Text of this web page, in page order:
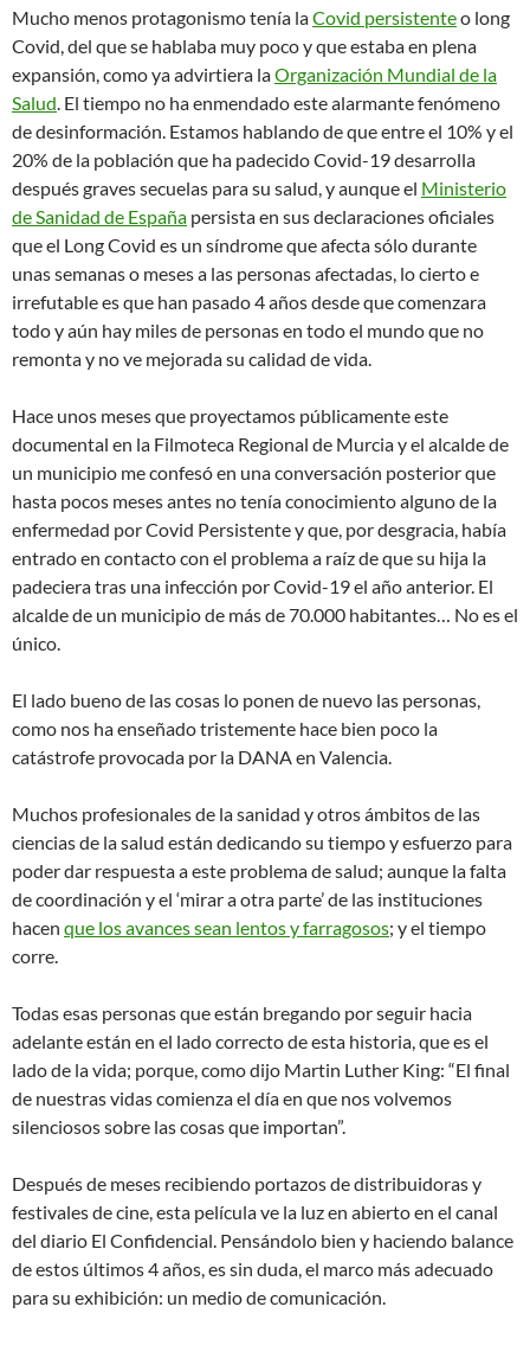
Mucho menos protagonismo tenía laCovid persistenteo long
Covid, del que se hablaba muy poco y que estaba en plena
expansión, como ya advirtiera laOrganización Mundial de la
Salud . El tiempo no ha enmendado este alarmante fenómeno
de desinformación. Estamos hablando de que entre el 10% y el
20% de la población que ha padecido Covid-19 desarrolla
después graves secuelas para su salud, y aunque el Ministerio
de Sanidad de España persista en sus declaraciones oficiales
que el Long Covid es un síndrome que afecta sólo durante
unas semanas o meses a las personas afectadas, lo cierto e
irrefutable es que han pasado 4 años desde que comenzara
todo y aún hay miles de personas en todo el mundo que no
remonta y no ve mejorada su calidad de vida.
Hace unos meses que proyectamos públicamente este
documental en la Filmoteca Regional de Murcia y el alcalde de
un municipio me confesó en una conversación posterior que
hasta pocos meses antes no tenía conocimiento alguno de la
enfermedad por Covid Persistente y que, por desgracia, había
entrado en contacto con el problema a raíz de que su hija la
padeciera tras una infección por Covid-19 el año anterior. El
alcalde de un municipio de más de 70.000 habitantes… No es el
único.
El lado bueno de las cosas lo ponen de nuevo las personas,
como nos ha enseñado tristemente hace bien poco la
catástrofe provocada por la DANA en Valencia.
Muchos profesionales de la sanidad y otros ámbitos de las
ciencias de la salud están dedicando su tiempo y esfuerzo para
poder dar respuesta a este problema de salud; aunque la falta
de coordinación y el ‘mirar a otra parte’ de las instituciones
hacen que los avances sean lentos y farragosos; y el tiempo
corre.
Todas esas personas que están bregando por seguir hacia
adelante están en el lado correcto de esta historia, que es el
lado de la vida; porque, como dijo Martin Luther King: “El final
de nuestras vidas comienza el día en que nos volvemos
silenciosos sobre las cosas que importan”.
Después de meses recibiendo portazos de distribuidoras y
festivales de cine, esta película ve la luz en abierto en el canal
del diario El Confidencial. Pensándolo bien y haciendo balance
de estos últimos 4 años, es sin duda, el marco más adecuado
para su exhibición: un medio de comunicación.